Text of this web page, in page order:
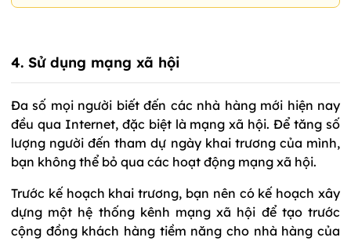
4. Sử dụng mạng xã hội
Đa số mọi người biết đến các nhà hàng mới hiện nay
đều qua Internet, đặc biệt là mạng xã hội. Để tăng số
lượng người đến tham dự ngày khai trương của mình,
bạn không thể bỏ qua các hoạt động mạng xã hội.
Trước kế hoạch khai trương, bạn nên có kế hoạch xây
dựng một hệ thống kênh mạng xã hội để tạo trước
cộng đồng khách hàng tiềm năng cho nhà hàng của